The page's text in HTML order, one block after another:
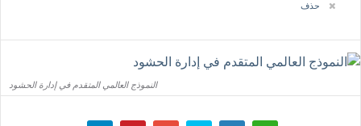
حذف
النموذج العالمي المتقدم في إدارة الحشود